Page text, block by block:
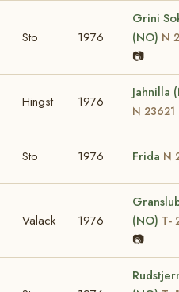
Sto 1976
Grini
(NO) N
📷
Hingst 1976
Jahnilla
N 23621
Sto 1976 Frida N
Valack 1976
(NO) T-
📷